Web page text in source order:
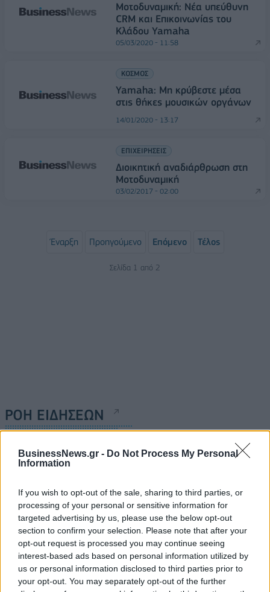
BusinessNews.gr - Do Not Process My Personal
Information
If you wish to opt-out of the sale, sharing to third parties, or
processing of your personal or sensitive information for
targeted advertising by us, please use the below opt-out
section to confirm your selection. Please note that after your
opt-out request is processed you may continue seeing
interest-based ads based on personal information utilized by
us or personal information disclosed to third parties prior to
your opt-out. You may separately opt-out of the further
Μοτοδυναμική: Νέα υπεύθυνη
CRM και Επικοινωνίας του
Κλάδου Yamaha
05/03/2020 - 11:58
ΚΟΣΜΟΣ
Yamaha: Μη κρύβεστε μέσα
στις θήκες μουσικών οργάνων
14/01/2020 - 13:17
ΕΠΙΧΕΙΡΗΣΕΙΣ
Διοικητική αναδιάρθρωση στη
Μοτοδυναμική
03/02/2017 - 02:00
Έναρξη Προηγούμενο Επόμενο Τέλος
Σελίδα 1 από 2
ΡΟΗ ΕΙΔΗΣΕΩΝ
Αυξημένη η επιβατική κίνηση από το λιμάνι του
Πειραιά – Περίπου 60.000 ταξίδεψαν Παρασκευή
09/08/2026 - 12:33 ΕΛΛΑΔΑ
Από τη Δυτική Αττική στη Νότια Γαλλία : Οι εμπειρίες
Ελλήνων και Γάλλων πυροσβεστών από τα πύρινα
μέτωπα
09/08/2026 - 12:08 ΚΟΣΜΟΣ
Δεύτερη πηγή εισοδήματος για τους επαγγελματίες